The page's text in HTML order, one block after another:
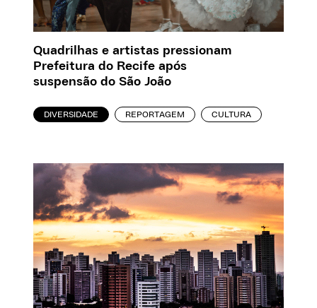
Quadrilhas e artistas pressionam
Prefeitura do Recife após
suspensão do São João
DIVERSIDADE REPORTAGEM CULTURA